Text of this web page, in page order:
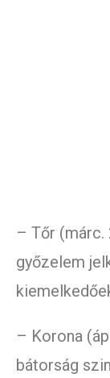
– Tőr (márc.
győzelem
– Korona
bátorság